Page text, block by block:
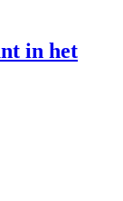
in het